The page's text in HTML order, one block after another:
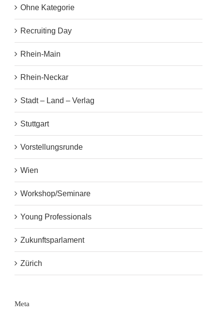
Ohne Kategorie
Recruiting Day
Rhein-Main
Rhein-Neckar
Stadt – Land – Verlag
Stuttgart
Vorstellungsrunde
Wien
Workshop/Seminare
Young Professionals
Zukunftsparlament
Zürich
Meta